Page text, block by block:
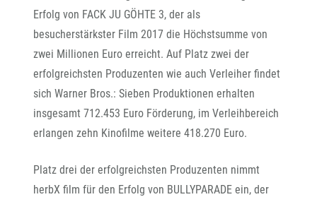
Erfolg von FACK JU GÖHTE 3, der als
besucherstärkster Film 2017 die Höchstsumme von
zwei Millionen Euro erreicht. Auf Platz zwei der
erfolgreichsten Produzenten wie auch Verleiher findet
sich Warner Bros.: Sieben Produktionen erhalten
insgesamt 712.453 Euro Förderung, im Verleihbereich
erlangen zehn Kinofilme weitere 418.270 Euro.
Platz drei der erfolgreichsten Produzenten nimmt
herbX film für den Erfolg von BULLYPARADE ein, der